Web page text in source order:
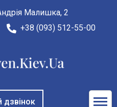
Малишка, 2
+38 (093) 512-55-00
дзвінок